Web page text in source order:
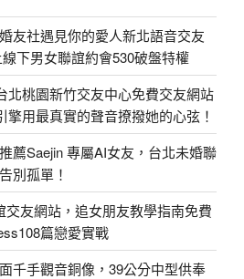
友社遇見你的愛人新北語音交友
下男女聯誼約會530破盤特權
北桃園新竹交友中心免費交友網站
用最真實的聲音撩撥她的心弦！
薦Saejin 專屬AI女友，台北未婚聯
別孤單！
交友網站，追女朋友教學指南免費
篇戀愛實戰
千手觀音銅像，39公分中型供奉